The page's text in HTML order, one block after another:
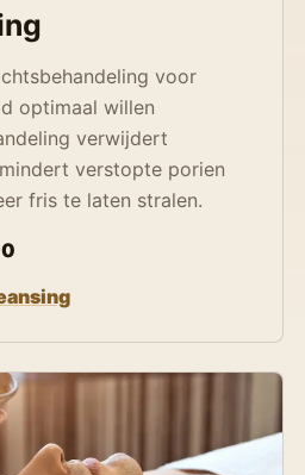
voor
optimaal willen
verwijdert
verstopte porien
fris te laten stralen.